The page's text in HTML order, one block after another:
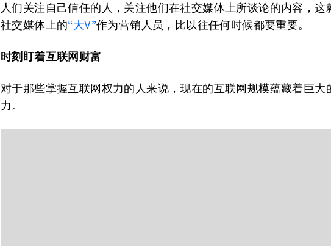
人们关注自己信任的人，关注他们在社交媒体上所谈论的内容，这
社交媒体上的“大V”作为营销人员，比以往任何时候都要重要。
时刻盯着互联网财富
对于那些掌握互联网权力的人来说，现在的互联网规模蕴藏着巨大
力。